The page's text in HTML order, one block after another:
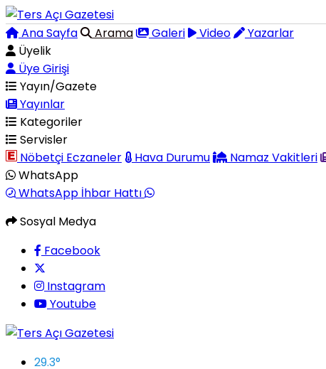
Ana Sayfa Arama Galeri Video
Yazarlar
Üyelik
Üye Girişi
Yayın/Gazete
Yayınlar
Kategoriler
Servisler
Nöbetçi Eczaneler
Hava Durumu Namaz Vakitleri
WhatsApp
WhatsApp İhbar Hattı
Sosyal Medya
Facebook
Instagram
Youtube
29.3°